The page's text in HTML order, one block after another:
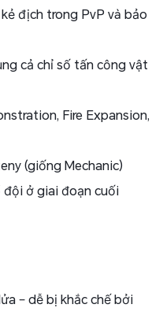
địch trong PvP và bảo
cả chỉ số tấn công vật
Fire Expansion,
(giống Mechanic)
ở giai đoạn cuối
– dễ bị khắc chế bởi